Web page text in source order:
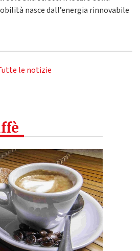
nasce dall’energia rinnovabile
le notizie